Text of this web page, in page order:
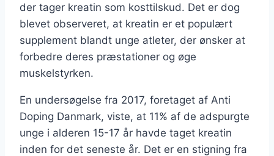
der tager kreatin som kosttilskud. Det er dog
blevet observeret, at kreatin er et populært
supplement blandt unge atleter, der ønsker at
forbedre deres præstationer og øge
muskelstyrken.
En undersøgelse fra 2017, foretaget af Anti
Doping Danmark, viste, at 11% af de adspurgte
unge i alderen 15-17 år havde taget kreatin
inden for det seneste år. Det er en stigning fra